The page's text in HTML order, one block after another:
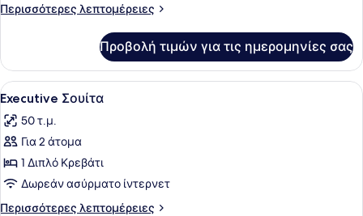
Περισσότερες λεπτομέρειες
Περισσότερες
Δωμάτιο
Προβολή τιμών για τις ημερομηνίες σας
Προβολή
όλων
των
φωτογραφιών
για
Executive
Σουίτα
Ένα δωμάτιο ξενοδοχείου με ένα
5
Executive Σουίτα
50 τ.μ.
Για 2 άτομα
1 Διπλό Κρεβάτι
Δωρεάν ασύρματο ίντερνετ
Περισσότερες λεπτομέρειες
Περισσότερες